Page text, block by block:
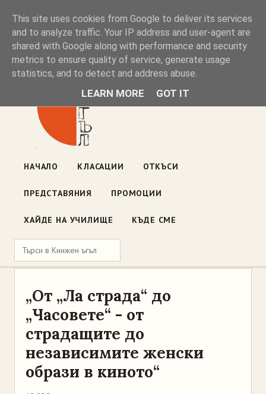
Книжен ъгъл
Блог на книжарницата — класации, откъси, нови книги
ул. „Оборище" 117, София· пон–пет 10:00–19:00 ·
НАЧАЛО КЛАСАЦИИ ОТКЪСИ
ПРЕДСТАВЯНИЯ ПРОМОЦИИ
ХАЙДЕ НА УЧИЛИЩЕ КЪДЕ СМЕ
„От „Ла страда“ до
„Часовете“ - от
страдащите до
независимите женски
образи в киното“
This site uses cookies from Google to deliver its services
and to analyze traffic. Your IP address and user-agent are
shared with Google along with performance and security
metrics to ensure quality of service, generate usage
statistics, and to detect and address abuse.
LEARN MORE GOT IT